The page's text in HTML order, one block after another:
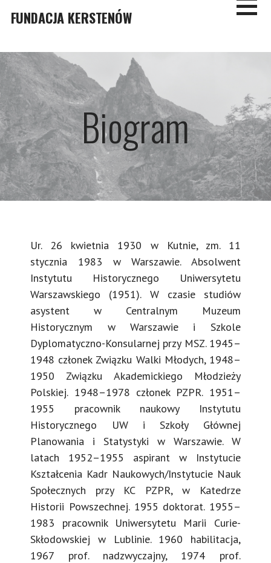
FUNDACJA KERSTENÓW
Biogram
Ur. 26 kwietnia 1930 w Kutnie, zm. 11
stycznia 1983 w Warszawie. Absolwent
Instytutu Historycznego Uniwersytetu
Warszawskiego (1951). W czasie studiów
asystent w Centralnym Muzeum
Historycznym w Warszawie i Szkole
Dyplomatyczno-Konsularnej przy MSZ. 1945–
1948 członek Związku Walki Młodych, 1948–
1950 Związku Akademickiego Młodzieży
Polskiej. 1948–1978 członek PZPR. 1951–
1955 pracownik naukowy Instytutu
Historycznego UW i Szkoły Głównej
Planowania i Statystyki w Warszawie. W
latach 1952–1955 aspirant w Instytucie
Kształcenia Kadr Naukowych/Instytucie Nauk
Społecznych przy KC PZPR, w Katedrze
Historii Powszechnej. 1955 doktorat. 1955–
1983 pracownik Uniwersytetu Marii Curie-
Skłodowskiej w Lublinie. 1960 habilitacja,
1967 prof. nadzwyczajny, 1974 prof.